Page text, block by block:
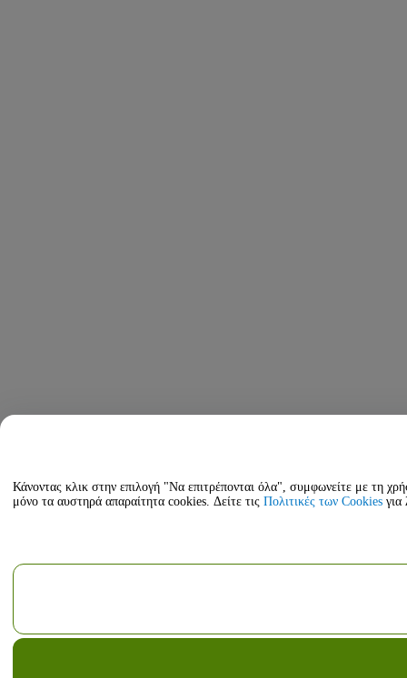
Κάνοντας κλικ στην επιλογή "Να επιτρέπονται όλα", συμφωνείτε με τη
μόνο τα αυστηρά απαραίτητα cookies. Δείτε τις Πολιτικές των Cookies για